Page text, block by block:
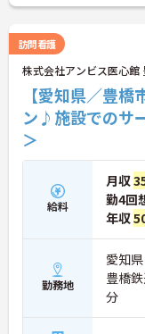
訪問看護
株式会社アンビス医心館
【愛知県／豊
ン♪施設でのサ
＞
給料
月収
勤4回
年収
勤務地
愛知
豊橋
分